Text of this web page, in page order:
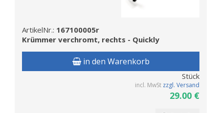
ArtikelNr.: 167100005r
Krümmer verchromt, rechts - Quickly
in den Warenkorb
Stück
incl. MwSt zzgl. Versand
29.00 €